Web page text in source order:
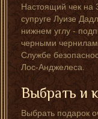
Настоящий чек на
супруге Луизе
нижнем углу -
черными
Службе
Лос-Анджелеса.
Выбрать и
Выбрать подарок